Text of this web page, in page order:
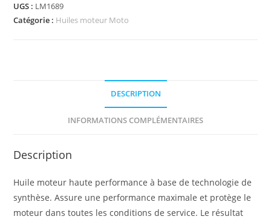
UGS : LM1689
Catégorie : Huiles moteur Moto
DESCRIPTION
INFORMATIONS COMPLÉMENTAIRES
Description
Huile moteur haute performance à base de technologie de
synthèse. Assure une performance maximale et protège le
moteur dans toutes les conditions de service. Le résultat